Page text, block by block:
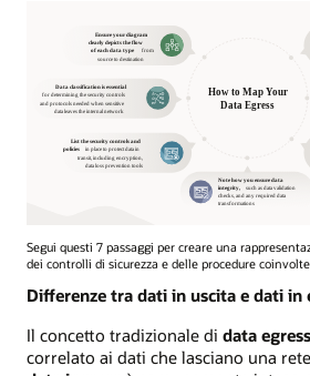
Segui questi 7 passaggi per creare una
dei controlli di sicurezza e delle procedure
Differenze tra dati in uscita e dati in
Il concetto tradizionale di data egress
correlato ai dati che lasciano una